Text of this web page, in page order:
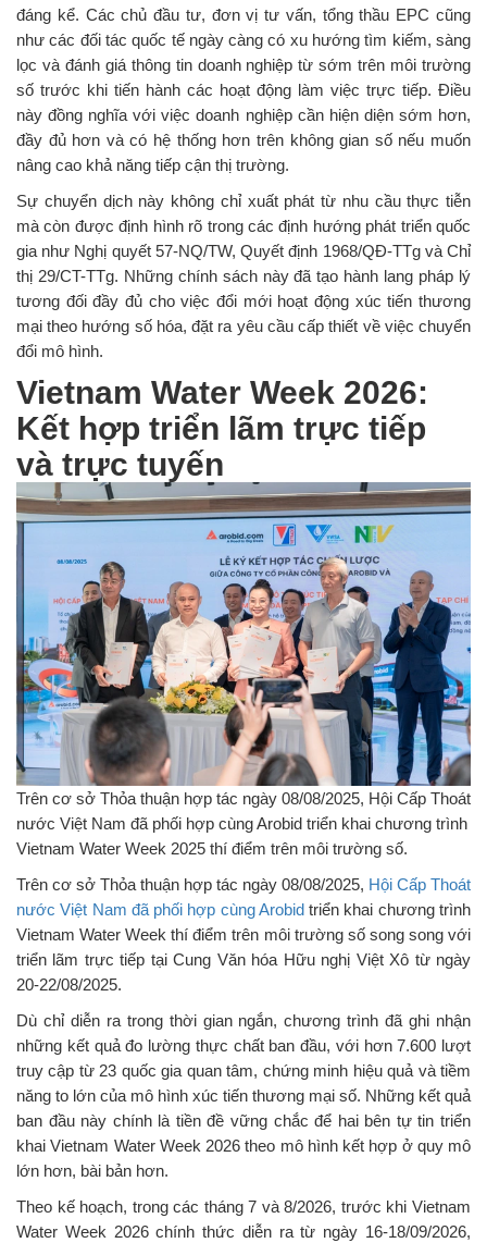
đáng kể. Các chủ đầu tư, đơn vị tư vấn, tổng thầu EPC cũng
như các đối tác quốc tế ngày càng có xu hướng tìm kiếm, sàng
lọc và đánh giá thông tin doanh nghiệp từ sớm trên môi trường
số trước khi tiến hành các hoạt động làm việc trực tiếp. Điều
này đồng nghĩa với việc doanh nghiệp cần hiện diện sớm hơn,
đầy đủ hơn và có hệ thống hơn trên không gian số nếu muốn
nâng cao khả năng tiếp cận thị trường.
Sự chuyển dịch này không chỉ xuất phát từ nhu cầu thực tiễn
mà còn được định hình rõ trong các định hướng phát triển quốc
gia như Nghị quyết 57-NQ/TW, Quyết định 1968/QĐ-TTg và Chỉ
thị 29/CT-TTg. Những chính sách này đã tạo hành lang pháp lý
tương đối đầy đủ cho việc đổi mới hoạt động xúc tiến thương
mại theo hướng số hóa, đặt ra yêu cầu cấp thiết về việc chuyển
đổi mô hình.
Vietnam Water Week 2026:
Kết hợp triển lãm trực tiếp
và trực tuyến
Trên cơ sở Thỏa thuận hợp tác ngày 08/08/2025, Hội Cấp Thoát
nước Việt Nam đã phối hợp cùng Arobid triển khai chương trình
Vietnam Water Week 2025 thí điểm trên môi trường số.
Trên cơ sở Thỏa thuận hợp tác ngày 08/08/2025, Hội Cấp Thoát
nước Việt Nam đã phối hợp cùng Arobidtriển khai chương trình
Vietnam Water Week thí điểm trên môi trường số song song với
triển lãm trực tiếp tại Cung Văn hóa Hữu nghị Việt Xô từ ngày
20-22/08/2025.
Dù chỉ diễn ra trong thời gian ngắn, chương trình đã ghi nhận
những kết quả đo lường thực chất ban đầu, với hơn 7.600 lượt
truy cập từ 23 quốc gia quan tâm, chứng minh hiệu quả và tiềm
năng to lớn của mô hình xúc tiến thương mại số. Những kết quả
ban đầu này chính là tiền đề vững chắc để hai bên tự tin triển
khai Vietnam Water Week 2026 theo mô hình kết hợp ở quy mô
lớn hơn, bài bản hơn.
Theo kế hoạch, trong các tháng 7 và 8/2026, trước khi Vietnam
Water Week 2026 chính thức diễn ra từ ngày 16-18/09/2026,